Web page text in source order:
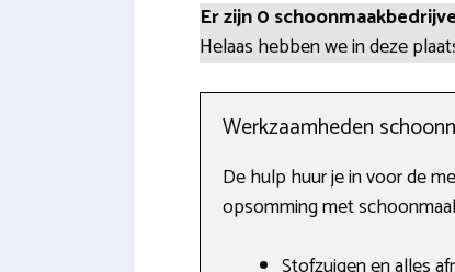
Er zijn 0
Helaas hebben we in deze
Werkzaamheden
De hulp huur je in voor de
opsomming met